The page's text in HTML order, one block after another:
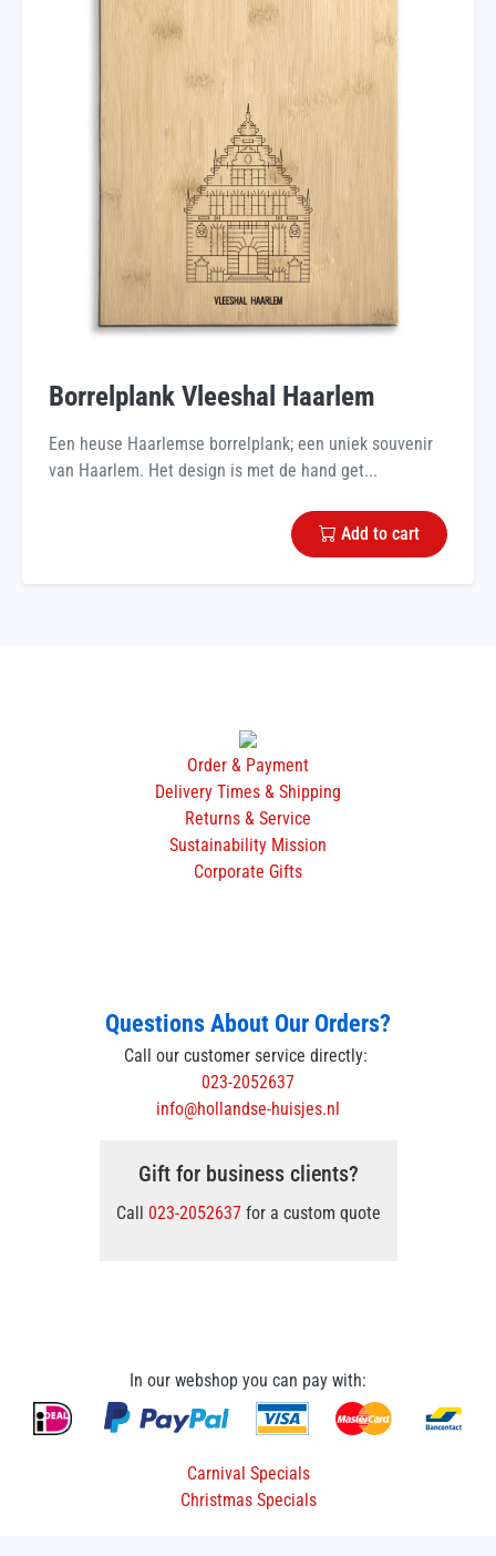
Borrelplank Vleeshal Haarlem
Een heuse Haarlemse borrelplank; een uniek souvenir
van Haarlem. Het design is met de hand get...
Add to cart
Order & Payment
Delivery Times & Shipping
Returns & Service
Sustainability Mission
Corporate Gifts
Questions About Our Orders?
Call our customer service directly:
023-2052637
info@hollandse-huisjes.nl
Gift for business clients?
Call 023-2052637for a custom quote
In our webshop you can pay with:
Carnival Specials
Christmas Specials